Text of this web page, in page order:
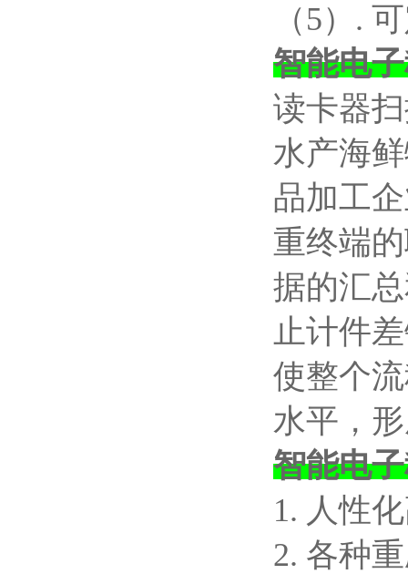
（5）.
智能电
读卡器
水产海
品加工
重终端
据的汇
止计件
使整个
水平，
智能电
1. 人性
2. 各种